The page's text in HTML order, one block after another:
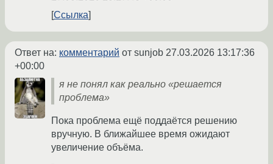
Ссылка
Ответ на: комментарий от sunjob 27.03.2026 13:17:36
+00:00
я не понял как реально «решается
проблема»
Пока проблема ещё поддаётся решению
вручную. В ближайшее время ожидают
увеличение объёма.